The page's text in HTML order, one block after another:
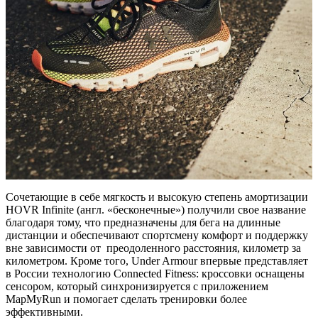
Сочетающие в себе мягкость и высокую степень амортизации
HOVR Infinite (англ. «бесконечные») получили свое название
благодаря тому, что предназначены для бега на длинные
дистанции и обеспечивают спортсмену комфорт и поддержку
вне зависимости от преодоленного расстояния, километр за
километром. Кроме того, Under Armour впервые представляет
в России технологию Connected Fitness: кроссовки оснащены
сенсором, который синхронизируется с приложением
MapMyRun и помогает сделать тренировки более
эффективными.